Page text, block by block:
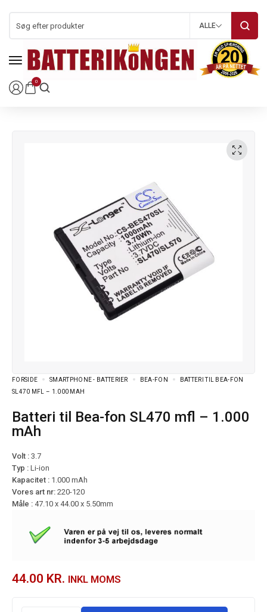
0
ALLE
FORSIDE SMARTPHONE - BATTERIER BEA-FON
BATTERI TIL BEA-FON
SL470 MFL – 1.000 MAH
Batteri til Bea-fon SL470 mfl – 1.000
mAh
Volt : 3.7
Typ : Li-ion
Kapacitet : 1.000 mAh
Vores art nr: 220-120
Måle : 47.10 x 44.00 x 5.50mm
44.00 KR. INKL MOMS